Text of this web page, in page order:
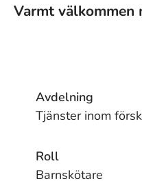
Varmt välkommen
Avdelning
Tjänster inom
Roll
Barnskötare